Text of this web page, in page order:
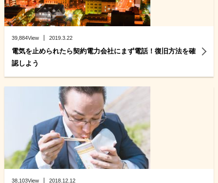
39,884View 2019.3.22
電気を止められたら契約電力会社にまず電話！復旧方法を確
認しよう
38,103View 2018.12.12